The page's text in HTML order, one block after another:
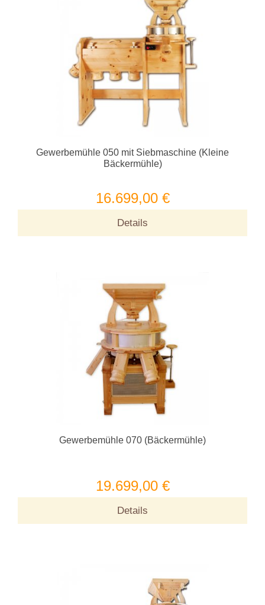
Gewerbemühle 050 mit Siebmaschine (Kleine
Bäckermühle)
16.699,00 €
Details
Gewerbemühle 070 (Bäckermühle)
19.699,00 €
Details